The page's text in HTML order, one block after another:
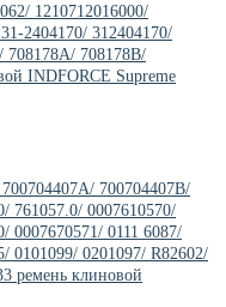
1210712016000/
2404170/ 312404170/
708178A/ 708178B/
INDFORCE Supreme
700704407B/
761057.0/ 0007610570/
0007670571/ 0111 6087/
0101099/ 0201097/ R82602/
ремень клиновой